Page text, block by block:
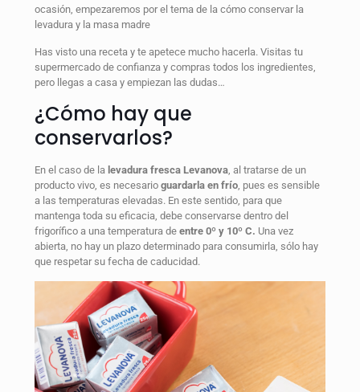
ocasión, empezaremos por el tema de la cómo conservar la
levadura y la masa madre
Has visto una receta y te apetece mucho hacerla. Visitas tu
supermercado de confianza y compras todos los ingredientes,
pero llegas a casa y empiezan las dudas…
¿Cómo hay que
conservarlos?
En el caso de la levadura fresca Levanova, al tratarse de un
producto vivo, es necesario guardarla en frío, pues es sensible
a las temperaturas elevadas. En este sentido, para que
mantenga toda su eficacia, debe conservarse dentro del
frigorífico a una temperatura de entre 0º y 10º C. Una vez
abierta, no hay un plazo determinado para consumirla, sólo hay
que respetar su fecha de caducidad.